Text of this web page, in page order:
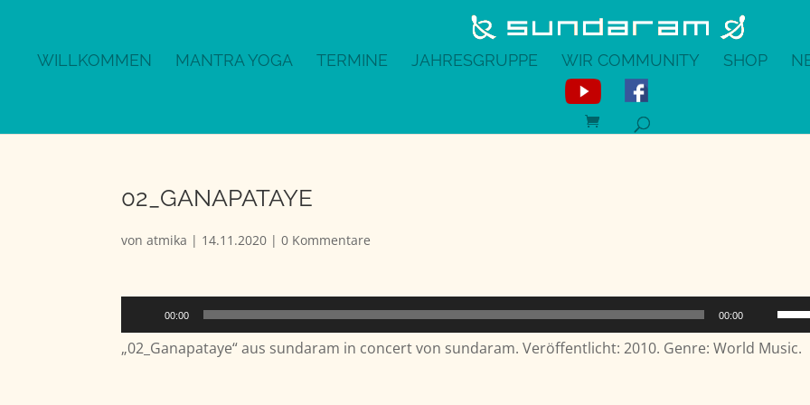
WILLKOMMEN MANTRA YOGA TERMINE JAHRESGRUPPE WIR COMMUNITY SHOP
02_GANAPATAYE
vonatmika | 14.11.2020 |0 Kommentare
Audio-
Player
00:00 00:00
„02_Ganapataye“ aus sundaram in concert von sundaram. Veröffentlicht: 2010. Genre: World Music.